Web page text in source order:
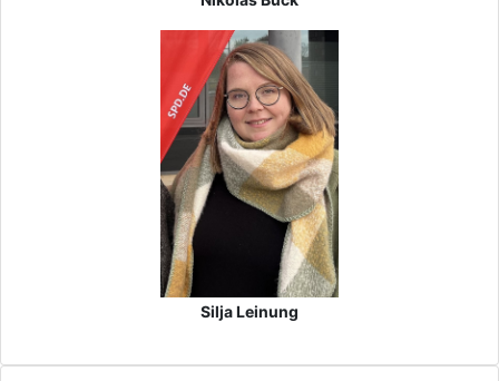
Silja Leinung